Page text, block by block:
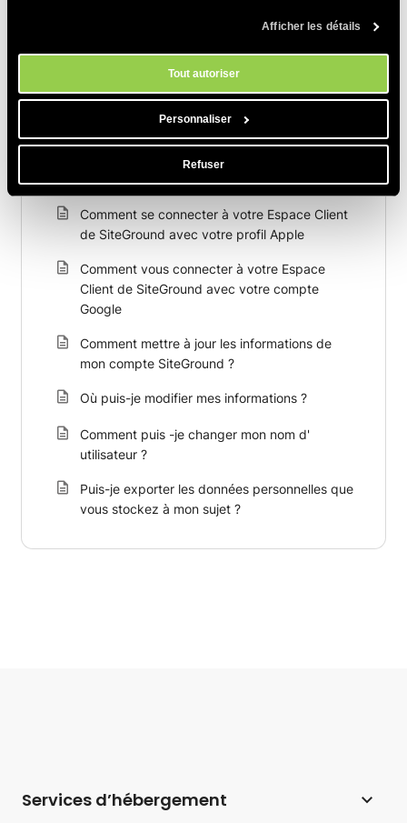
. Vous pouvez gérer vos préférences
Afficher les détails
Tout autoriser
Personnaliser
Refuser
Articles Connexes
Comment se connecter à votre Espace Client
de SiteGround avec votre profil Apple
Comment vous connecter à votre Espace
Client de SiteGround avec votre compte
Google
Comment mettre à jour les informations de
mon compte SiteGround ?
Où puis-je modifier mes informations ?
Comment puis -je changer mon nom d'
utilisateur ?
Puis-je exporter les données personnelles que
vous stockez à mon sujet ?
Services d’hébergement